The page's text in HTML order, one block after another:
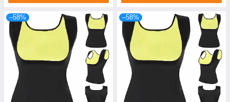
–58% –58%